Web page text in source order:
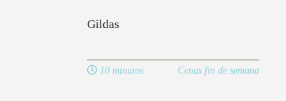
Gildas
10 minutos Cenas fin de semana